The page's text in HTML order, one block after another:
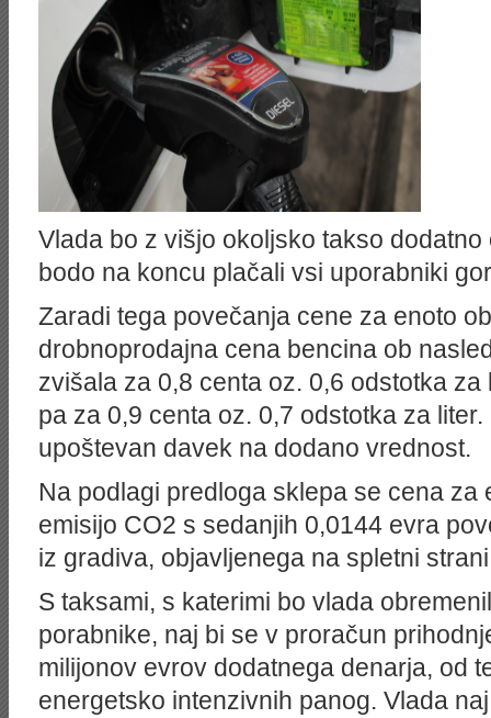
Vlada bo z višjo okoljsko takso
bodo na koncu plačali vsi uporabniki
Zaradi tega povečanja cene za enoto
drobnoprodajna cena bencina ob
zvišala za 0,8 centa oz. 0,6 odstotka
pa za 0,9 centa oz. 0,7 odstotka za
upoštevan davek na dodano vrednost.
Na podlagi predloga sklepa se cena za
emisijo CO2 s sedanjih 0,0144 evra
iz gradiva, objavljenega na spletni
S taksami, s katerimi bo vlada
porabnike, naj bi se v proračun
milijonov evrov dodatnega denarja, od
energetsko intenzivnih panog. Vlada